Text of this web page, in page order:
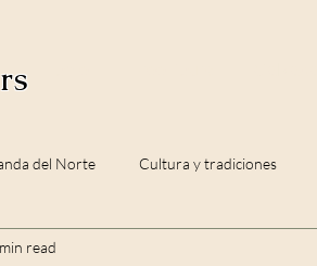
del Norte Cultura y tradiciones
read